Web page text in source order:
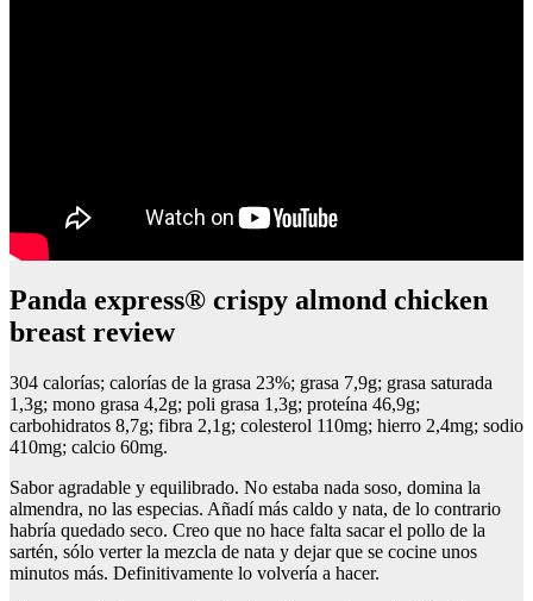
panda express® crispy almond chicken
breast review
304 calorías; calorías de la grasa 23%; grasa 7,9g; grasa saturada
1,3g; mono grasa 4,2g; poli grasa 1,3g; proteína 46,9g;
carbohidratos 8,7g; fibra 2,1g; colesterol 110mg; hierro 2,4mg; sodio
410mg; calcio 60mg.
Sabor agradable y equilibrado. No estaba nada soso, domina la
almendra, no las especias. Añadí más caldo y nata, de lo contrario
habría quedado seco. Creo que no hace falta sacar el pollo de la
sartén, sólo verter la mezcla de nata y dejar que se cocine unos
minutos más. Definitivamente lo volvería a hacer.